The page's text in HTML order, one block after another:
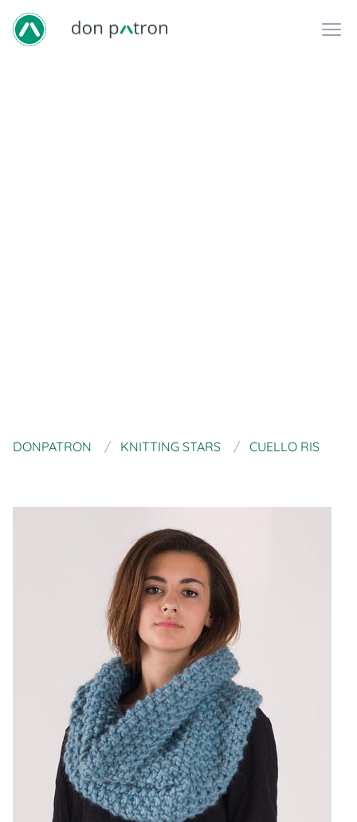
DONPATRON KNITTING STARS CUELLO RIS